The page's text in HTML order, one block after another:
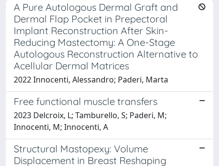
A Pure Autologous Dermal Graft and
Dermal Flap Pocket in Prepectoral
Implant Reconstruction After Skin-
Reducing Mastectomy: A One-Stage
Autologous Reconstruction Alternative to
Acellular Dermal Matrices
2022 Innocenti, Alessandro; Paderi, Marta
Free functional muscle transfers
2023 Delcroix, L; Tamburello, S; Paderi, M;
Innocenti, M; Innocenti, A
Structural Mastopexy: Volume
Displacement in Breast Reshaping